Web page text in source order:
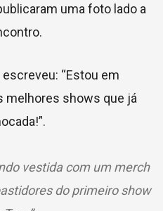
uma foto lado a
“Estou em
melhores shows que já
vestida com um merch
do primeiro show